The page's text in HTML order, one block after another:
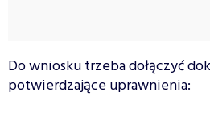
Do wniosku trzeba dołączyć
potwierdzające uprawnienia: